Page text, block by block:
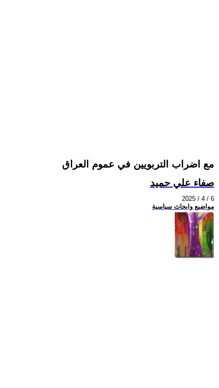
مع اضراب التربويين في عموم العراق
صفاء علي حميد
2025 / 4 / 6
مواضيع وابحاث سياسية